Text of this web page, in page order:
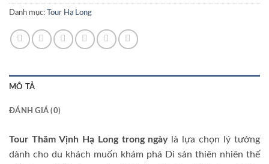
Danh mục: Tour Hạ Long
MÔ TẢ
ĐÁNH GIÁ (0)
Tour Thăm Vịnh Hạ Long trong ngàylà lựa chọn lý tưởng
dành cho du khách muốn khám phá Di sản thiên nhiên thế